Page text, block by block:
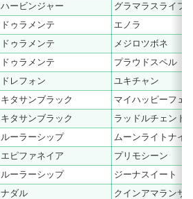
ハービンジャー
グラマラスライフ
ドゥラメンテ
エノラ
ドゥラメンテ
メジロツボネ
ドゥラメンテ
プラウドスペル
ドレフォン
ユキチャン
キタサンブラック
マイハッピーフェ
キタサンブラック
ラッドルチェンド
ルーラーシップ
ムーンライトナイ
エピファネイア
プリモシーン
ルーラーシップ
ジーナスイート
ナダル
クインアマランサ